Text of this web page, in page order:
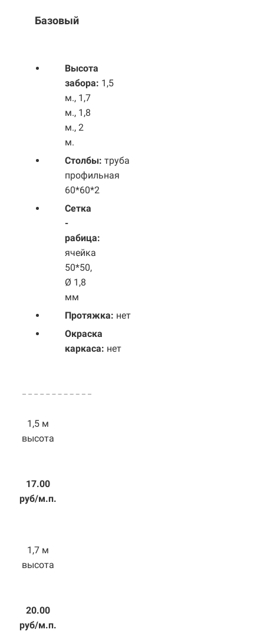
Базовый
Высота
забора: 1,5
м., 1,7
м., 1,8
м., 2
м.
Столбы: труба
профильная
60*60*2
Сетка
-
рабица:
ячейка
50*50,
Ø 1,8
мм
Протяжка: нет
Окраска
каркаса: нет
1,5 м
высота
17.00
руб/м.п.
1,7 м
высота
20.00
руб/м.п.